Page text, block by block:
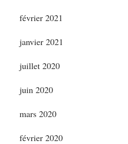
février 2021
janvier 2021
juillet 2020
juin 2020
mars 2020
février 2020